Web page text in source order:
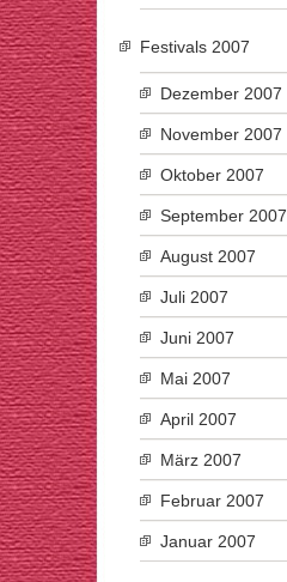
Festivals 2007
Dezember 2007
November 2007
Oktober 2007
September 2007
August 2007
Juli 2007
Juni 2007
Mai 2007
April 2007
März 2007
Februar 2007
Januar 2007